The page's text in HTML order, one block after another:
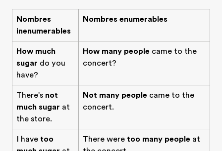
Nombres
inenumerables
Nombres enumerables
How much
sugar do you
have?
How many people came to the
concert?
There's not
much sugar at
the store.
Not many people came to the
concert.
I have too
There were too many people at